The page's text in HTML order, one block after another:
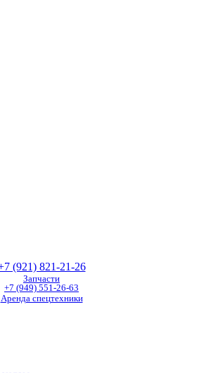
(921) 821-21-26
Запчасти
+7 (949) 551-26-63
Аренда спецтехники